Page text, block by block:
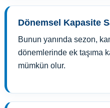
Dönemsel Kapasite
Bunun yanında sezon,
dönemlerinde ek taşıma
mümkün olur.